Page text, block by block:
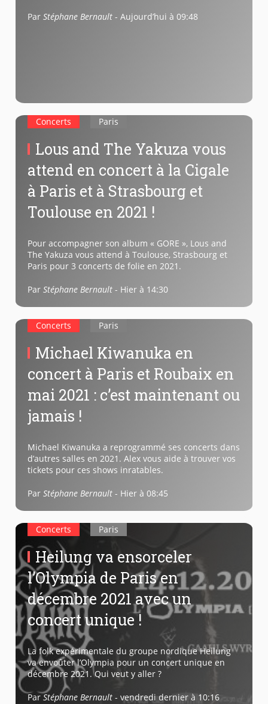
Par Stéphane Bernault - Aujourd’hui à 09:48
Concerts Paris
Lous and The Yakuza vous
attend en concert à la Cigale
à Paris et à Strasbourg et
Toulouse en 2021 !
Pour accompagner son album « GORE », Lous and
The Yakuza vous attend à Toulouse, Strasbourg et
Paris pour 3 concerts de folie en 2021.
Par Stéphane Bernault - Hier à 14:30
Concerts Paris
Michael Kiwanuka en
concert à Paris et Roubaix en
mai 2021 : c’est maintenant ou
jamais !
Michael Kiwanuka a reprogrammé ses concerts dans
d’autres salles en 2021. Alex vous aide à trouver vos
tickets pour ces shows inratables.
Par Stéphane Bernault - Hier à 08:45
Concerts Paris
Heilung va ensorceler
l’Olympia de Paris en
décembre 2021 avec un
concert unique !
La folk expérimentale du groupe nordique Heilung
va envoûter l’Olympia pour un concert unique en
décembre 2021. Qui veut y aller ?
ParStéphane Bernault - vendredi dernier à 10:16